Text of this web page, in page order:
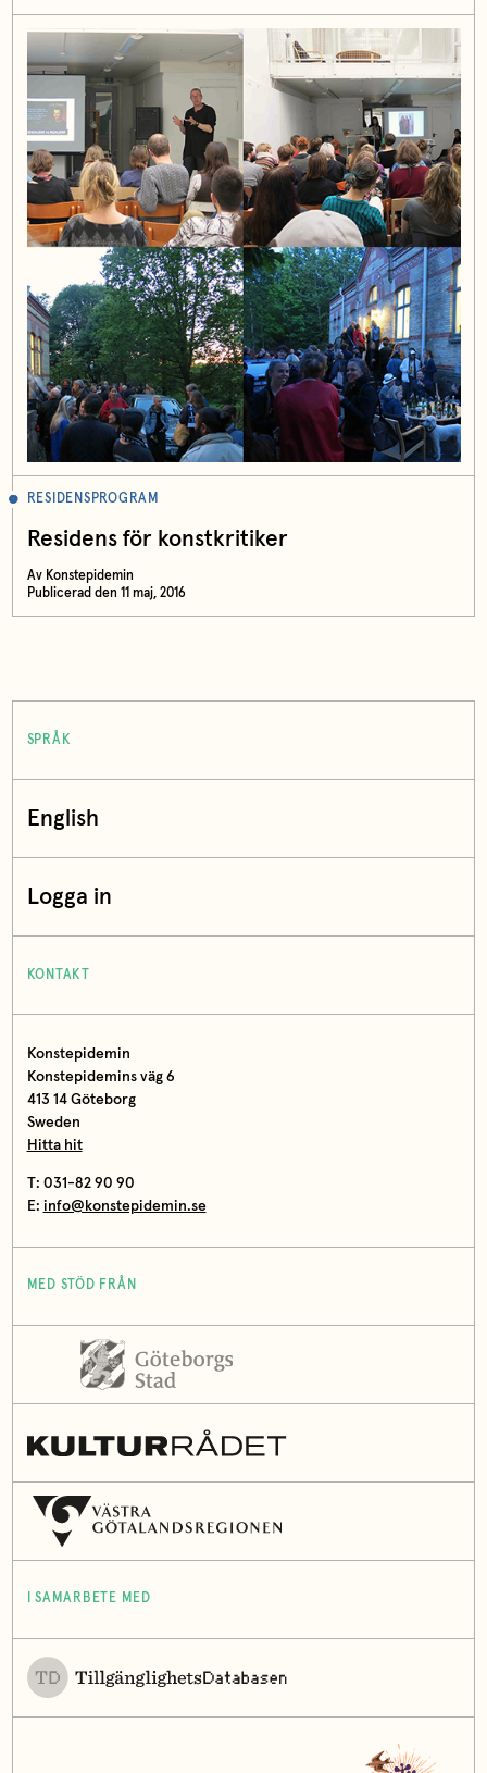
RESIDENSPROGRAM
Residens för konstkritiker
Av Konstepidemin
Publicerad den 11 maj, 2016
SPRÅK
English
Logga in
KONTAKT
Konstepidemin
Konstepidemins väg 6
413 14 Göteborg
Sweden
Hitta hit
T: 031-82 90 90
E: info@konstepidemin.se
MED STÖD FRÅN
I SAMARBETE MED